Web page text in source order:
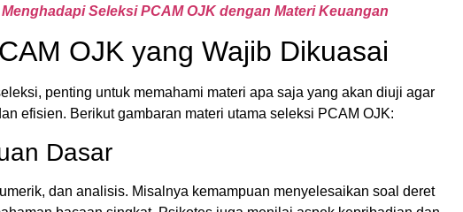
Seleksi PCAM OJK dengan Materi Keuangan
OJK yang Wajib Dikuasai
penting untuk memahami materi apa saja yang akan diuji agar
efisien. Berikut gambaran materi utama seleksi PCAM OJK:
Dasar
dan analisis. Misalnya kemampuan menyelesaikan soal deret